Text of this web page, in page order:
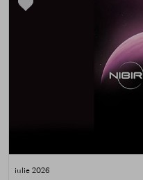
iulie 2026